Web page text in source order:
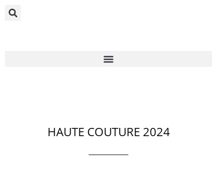
HAUTE COUTURE 2024